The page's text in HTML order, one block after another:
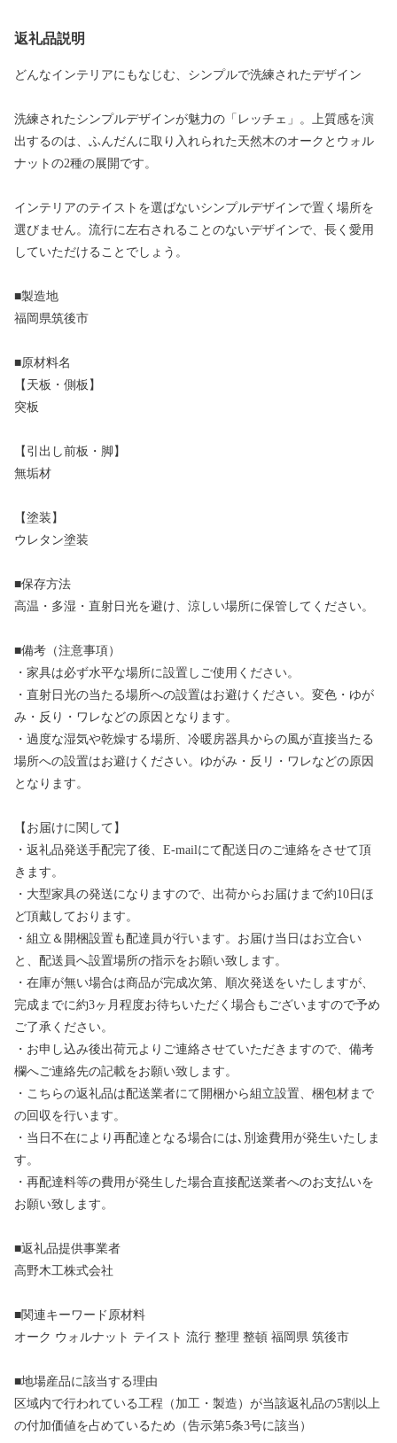
返礼品説明
どんなインテリアにもなじむ、シンプルで洗練されたデザイン
洗練されたシンプルデザインが魅力の「レッチェ」。上質感を演
出するのは、ふんだんに取り入れられた天然木のオークとウォル
ナットの2種の展開です。
インテリアのテイストを選ばないシンプルデザインで置く場所を
選びません。流行に左右されることのないデザインで、長く愛用
していただけることでしょう。
■製造地
福岡県筑後市
■原材料名
【天板・側板】
突板
【引出し前板・脚】
無垢材
【塗装】
ウレタン塗装
■保存方法
高温・多湿・直射日光を避け、涼しい場所に保管してください。
■備考（注意事項）
・家具は必ず水平な場所に設置しご使用ください。
・直射日光の当たる場所への設置はお避けください。変色・ゆが
み・反り・ワレなどの原因となります。
・過度な湿気や乾燥する場所、冷暖房器具からの風が直接当たる
場所への設置はお避けください。ゆがみ・反リ・ワレなどの原因
となります。
【お届けに関して】
・返礼品発送手配完了後、E-mailにて配送日のご連絡をさせて頂
きます。
・大型家具の発送になりますので、出荷からお届けまで約10日ほ
ど頂戴しております。
・組立＆開梱設置も配達員が行います。お届け当日はお立合い
と、配送員へ設置場所の指示をお願い致します。
・在庫が無い場合は商品が完成次第、順次発送をいたしますが、
完成までに約3ヶ月程度お待ちいただく場合もございますので予め
ご了承ください。
・お申し込み後出荷元よりご連絡させていただきますので、備考
欄へご連絡先の記載をお願い致します。
・こちらの返礼品は配送業者にて開梱から組立設置、梱包材まで
の回収を行います。
・当日不在により再配達となる場合には､別途費用が発生いたしま
す。
・再配達料等の費用が発生した場合直接配送業者へのお支払いを
お願い致します。
■返礼品提供事業者
高野木工株式会社
■関連キーワード原材料
オーク ウォルナット テイスト 流行 整理 整頓 福岡県 筑後市
■地場産品に該当する理由
区域内で行われている工程（加工・製造）が当該返礼品の5割以上
の付加価値を占めているため（告示第5条3号に該当）